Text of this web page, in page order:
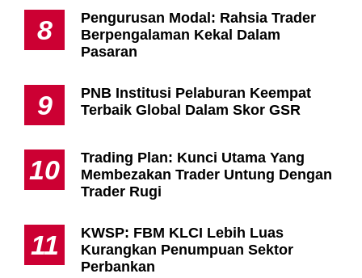
8
Pengurusan Modal: Rahsia Trader
Berpengalaman Kekal Dalam
Pasaran
9
PNB Institusi Pelaburan Keempat
Terbaik Global Dalam Skor GSR
10
Trading Plan: Kunci Utama Yang
Membezakan Trader Untung Dengan
Trader Rugi
11
KWSP: FBM KLCI Lebih Luas
Kurangkan Penumpuan Sektor
Perbankan